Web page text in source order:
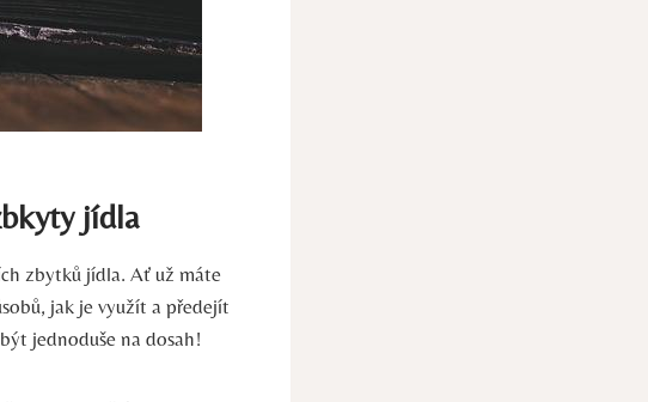
jídla
zbytků jídla. Ať už máte
jak je využít a předejít
jednoduše na dosah!